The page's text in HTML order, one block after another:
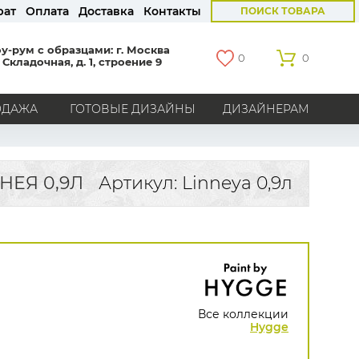
Оплата Доставка Контакты ПОИСК ТОВАРА
рум с образцами: г. Москва
Складочная, д. 1, строение 9
0 0
ГОТОВЫЕ ДИЗАЙНЫ ДИЗАЙНЕРАМ
Америка
Англия Бельгия
Германия
Голландия
Италия Россия Все страны
York
Bernardo Bartalucci
AS Creation
0,9Л Артикул: Linneya 0,9л
Все коллекции
Hygge